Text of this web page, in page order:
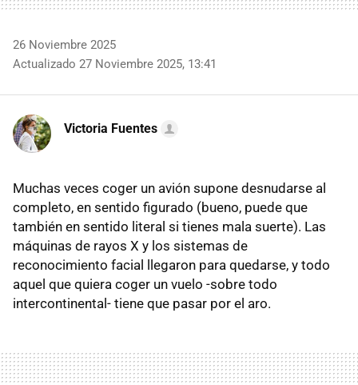
26 Noviembre 2025
Actualizado 27 Noviembre 2025, 13:41
Victoria Fuentes
Muchas veces coger un avión supone desnudarse al
completo, en sentido figurado (bueno, puede que
también en sentido literal si tienes mala suerte). Las
máquinas de rayos X y los sistemas de
reconocimiento facial llegaron para quedarse, y todo
aquel que quiera coger un vuelo -sobre todo
intercontinental- tiene que pasar por el aro.